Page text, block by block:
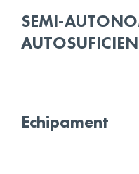
SEMI-
Echipament